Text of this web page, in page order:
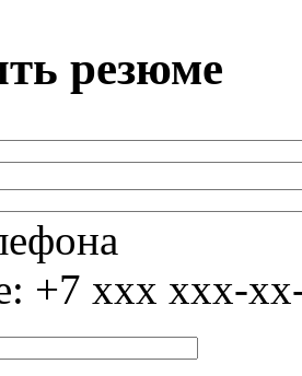
резюме
+7 xxx xxx-